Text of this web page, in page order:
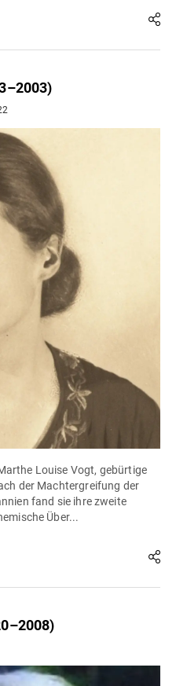
Louise Vogt, gebürtige
der Machtergreifung der
fand sie ihre zweite
Über...